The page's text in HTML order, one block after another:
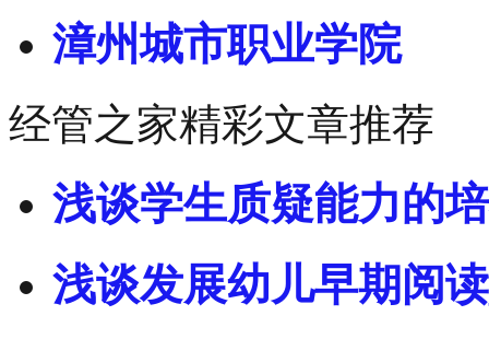
漳州城市职业学院
经管之家精彩文章推荐
浅谈学生质疑能力的
浅谈发展幼儿早期阅